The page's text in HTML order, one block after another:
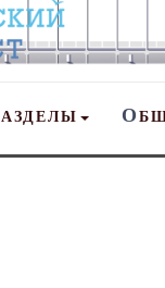
АЗДЕЛЫ О